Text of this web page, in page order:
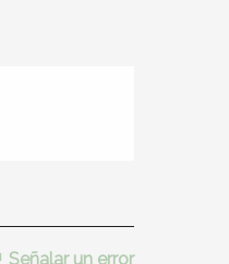
Señalar un error